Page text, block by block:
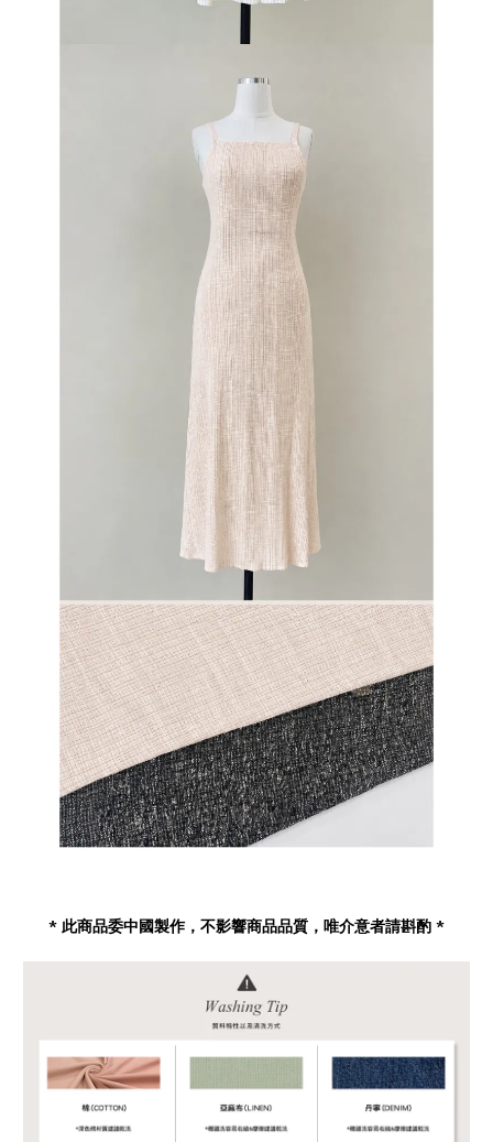
* 此商品委中國製作，不影響商品品質，唯介意者請斟酌 *
立即購買